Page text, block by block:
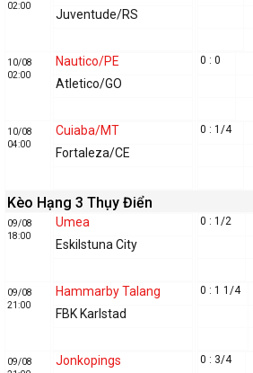
02:00
Juventude/RS
10/08
02:00
Nautico/PE
Atletico/GO
0 : 0
10/08
04:00
Cuiaba/MT
Fortaleza/CE
0 : 1/4
Kèo Hạng 3 Thụy Điển
09/08
18:00
Umea
Eskilstuna City
0 : 1/2
09/08
21:00
Hammarby Talang
FBK Karlstad
0 : 1 1/4
09/08
Jonkopings
0 : 3/4